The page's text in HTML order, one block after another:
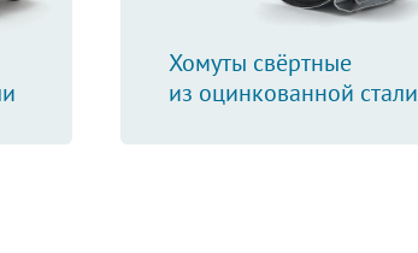
Хомуты свёртные
из оцинкованной стали